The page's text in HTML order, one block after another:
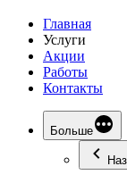
Главная
Услуги
Акции
Работы
Контакты
Больше